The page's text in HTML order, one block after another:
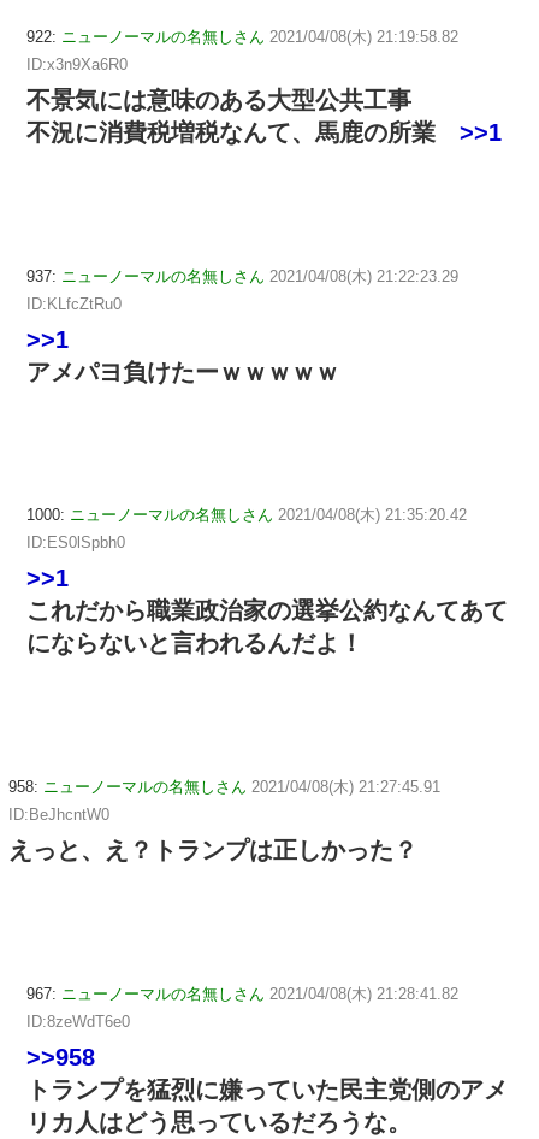
922: ニューノーマルの名無しさん 2021/04/08(木) 21:19:58.82
ID:x3n9Xa6R0
不景気には意味のある大型公共工事
不況に消費税増税なんて、馬鹿の所業 >>1
937: ニューノーマルの名無しさん 2021/04/08(木) 21:22:23.29
ID:KLfcZtRu0
>>1
アメパヨ負けたーｗｗｗｗｗ
1000: ニューノーマルの名無しさん 2021/04/08(木) 21:35:20.42
ID:ES0lSpbh0
>>1
これだから職業政治家の選挙公約なんてあて
にならないと言われるんだよ！
958: ニューノーマルの名無しさん 2021/04/08(木) 21:27:45.91
ID:BeJhcntW0
えっと、え？トランプは正しかった？
967: ニューノーマルの名無しさん 2021/04/08(木) 21:28:41.82
ID:8zeWdT6e0
>>958
トランプを猛烈に嫌っていた民主党側のアメ
リカ人はどう思っているだろうな。